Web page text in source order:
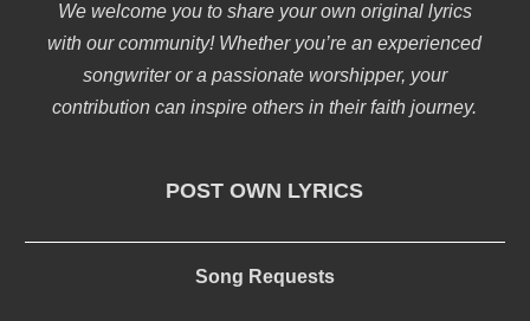
We welcome you to share your own original lyrics
with our community! Whether you’re an experienced
songwriter or a passionate worshipper, your
contribution can inspire others in their faith journey.
POST OWN LYRICS
Song Requests